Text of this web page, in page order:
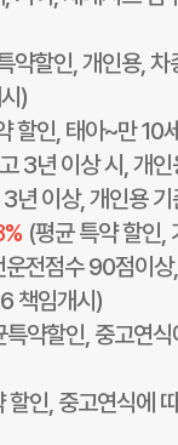
약할인, 개인용,
)
할인, 태아~만 10
3년 이상 시, 개
년 이상, 개인용
(평균 특약 할인,
운전점수 90점이
책임개시)
특약할인, 중고연
할인, 중고연식에